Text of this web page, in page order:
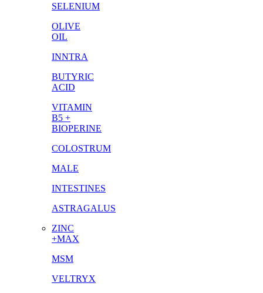
SELENIUM
OLIVE
OIL
INNTRA
BUTYRIC
ACID
VITAMIN
B5 +
BIOPERINE
COLOSTRUM
MALE
INTESTINES
ASTRAGALUS
ZINC
+MAX
MSM
VELTRYX